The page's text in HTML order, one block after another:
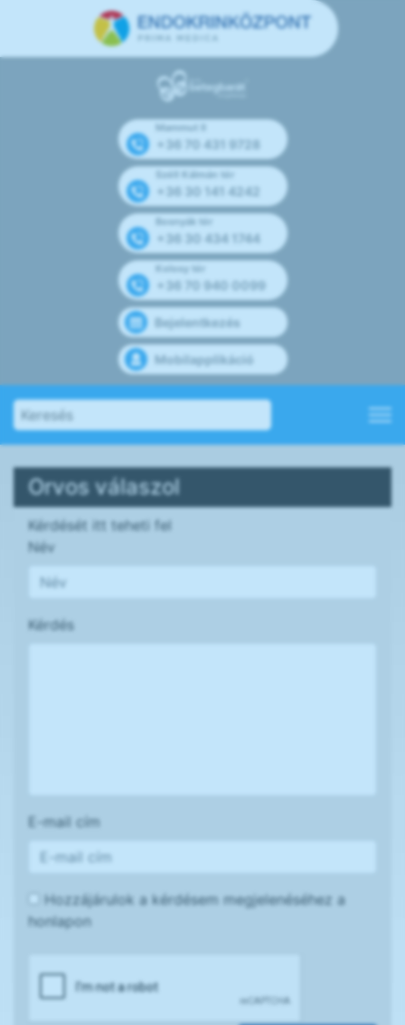
Mammut II
+36 70 431 9728
Széll Kálmán tér
+36 30 141 4242
Bosnyák tér
+36 30 434 1744
Kolosy tér
+36 70 940 0099
Bejelentkezés
Mobilapplikáció
Orvos válaszol
Kérdését itt teheti fel
Név
Kérdés
E-mail cím
Hozzájárulok a kérdésem megjelenéséhez a
honlapon